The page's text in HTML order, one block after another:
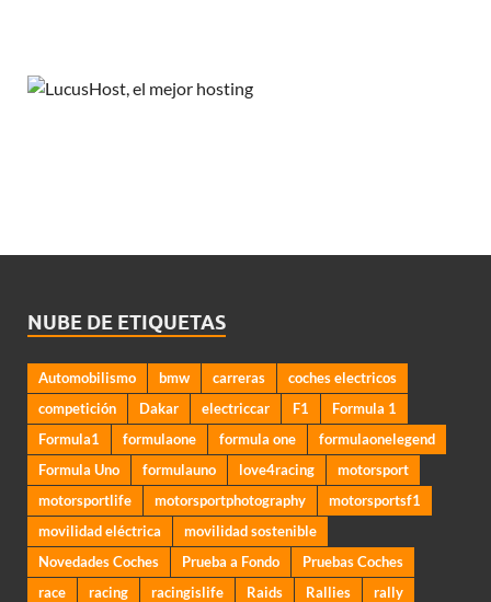
NUBE DE ETIQUETAS
Automobilismo bmw carreras
coches electricos
competición
Dakar electriccar F1
Formula 1
Formula1
formulaone formula one
formulaonelegend
Formula Uno
formulauno love4racing
motorsport
motorsportlife
motorsportphotography
motorsportsf1
movilidad eléctrica
movilidad sostenible
Novedades Coches
Prueba a Fondo
Pruebas Coches
race
racing racingislife Raids Rallies
rally